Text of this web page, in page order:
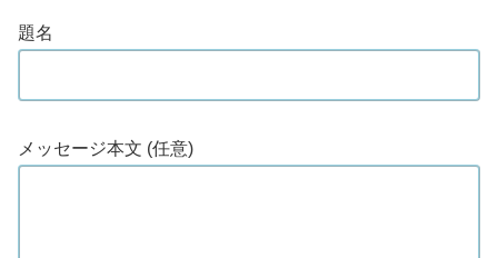
題名
メッセージ本文 (任意)